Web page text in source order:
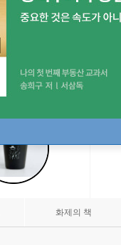
화제의 책